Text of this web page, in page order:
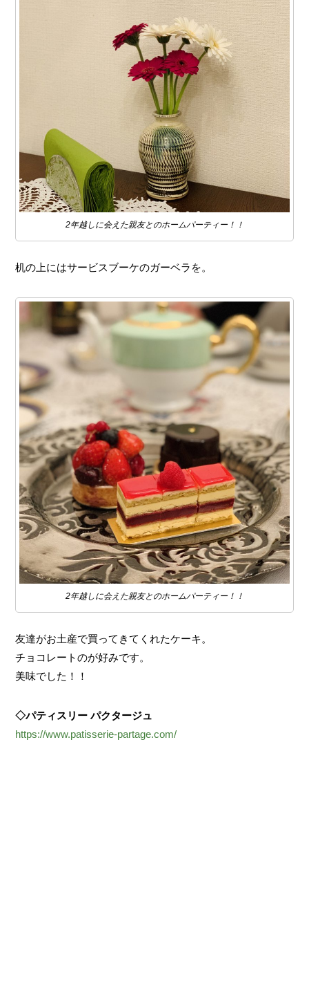
2年越しに会えた親友とのホームパーティー！！
机の上にはサービスブーケのガーベラを。
2年越しに会えた親友とのホームパーティー！！
友達がお土産で買ってきてくれたケーキ。
チョコレートのが好みです。
美味でした！！
◇パティスリー パクタージュ
https://www.patisserie-partage.com/